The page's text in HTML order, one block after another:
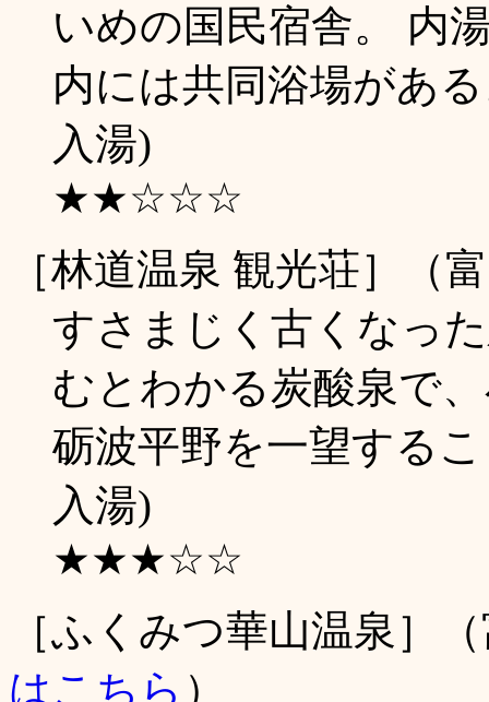
いめの国民宿舎。 内
内には共同浴場があ
入湯)
★★☆☆☆
［林道温泉 観光荘］（
すさまじく古くなっ
むとわかる炭酸泉で
砺波平野を一望する
入湯)
★★★☆☆
［ふくみつ華山温泉］
はこちら ）